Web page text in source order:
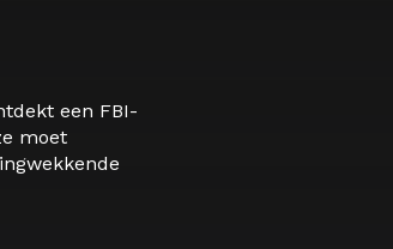
een FBI-
moet